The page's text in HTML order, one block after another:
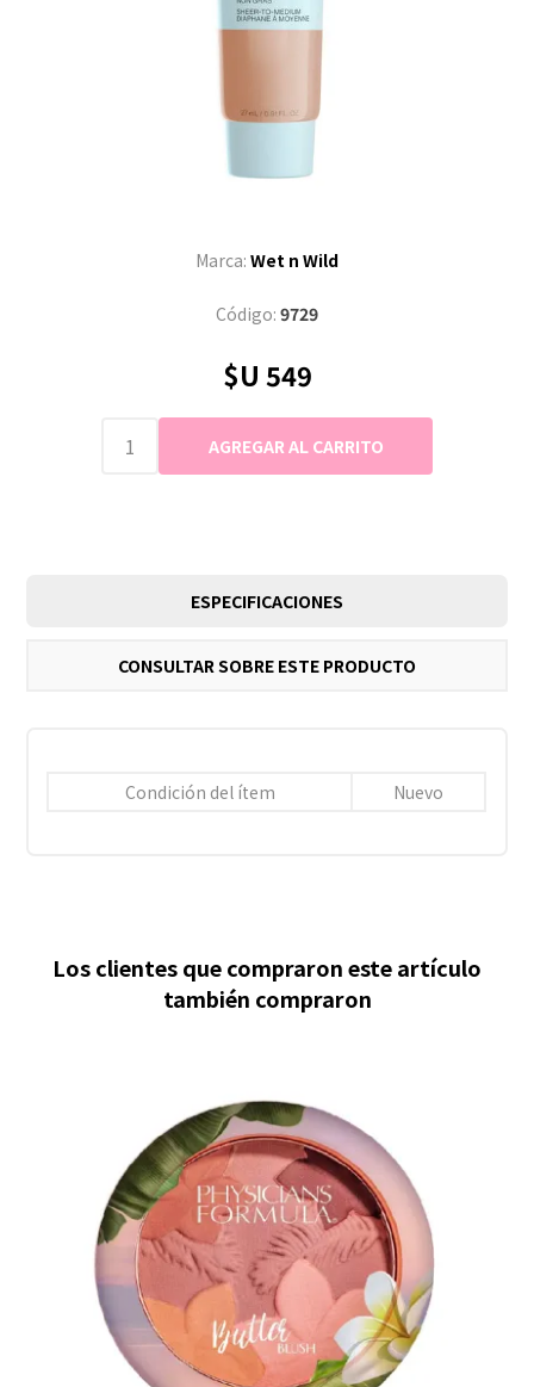
Marca: Wet n Wild
Código: 9729
$U 549
ESPECIFICACIONES
CONSULTAR SOBRE ESTE PRODUCTO
Condición del ítem Nuevo
Los clientes que compraron este artículo
también compraron